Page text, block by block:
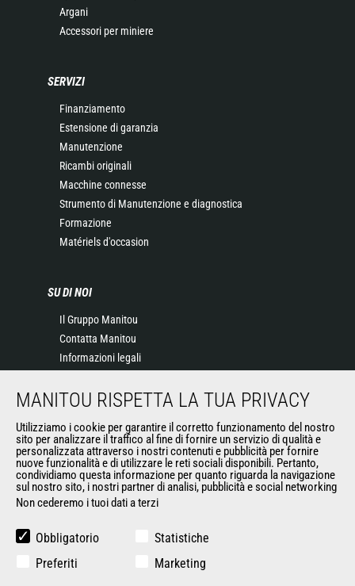
Argani
Accessori per miniere
SERVIZI
Finanziamento
Estensione di garanzia
Manutenzione
Ricambi originali
Macchine connesse
Strumento di Manutenzione e diagnostica
Formazione
Matériels d'occasion
SU DI NOI
Il Gruppo Manitou
Contatta Manitou
Informazioni legali
News
General Terms and Conditions of Sale
ALTRI SITI DEL GRUPPO
Opportunità
RMI Manitou
MANITOU RISPETTA LA TUA PRIVACY
Utilizziamo i cookie per garantire il corretto funzionamento del nostro
sito per analizzare il traffico al fine di fornire un servizio di qualità e
personalizzata attraverso i nostri contenuti e pubblicità per fornire
nuove funzionalità e di utilizzare le reti sociali disponibili. Pertanto,
condividiamo questa informazione per quanto riguarda la navigazione
sul nostro sito, i nostri partner di analisi, pubblicità e social networking
Non cederemo i tuoi dati a terzi
Obbligatorio
Statistiche
Preferiti
Marketing